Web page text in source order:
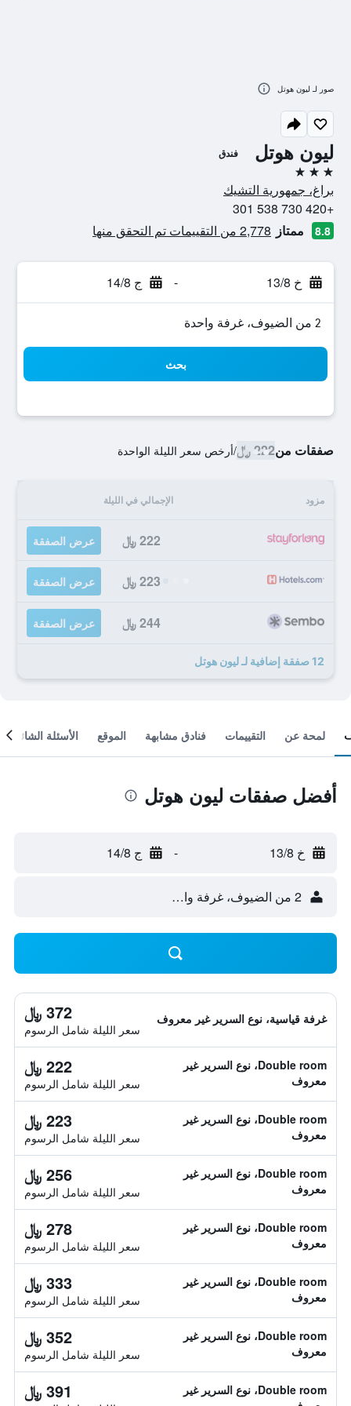
ليون هوتل فندق
3 نجوم
براغ، جمهورية التشيك
+420 730 538 301
8.8 ممتاز 2,778 من التقييمات تم التحقق منها
خ 13/8 - ج 14/8
2 من الضيوف، غرفة واحدة
بحث
صفقات من222 ﷼ /أرخص سعر الليلة الواحدة
مزود الإجمالي في الليلة
222 ﷼ عرض الصفقة
223 ﷼ عرض الصفقة
244 ﷼ عرض الصفقة
12 صفقة إضافية لـ ليون هوتل
صور لـ ليون هوتل
لمحة عن التقييمات فنادق مشابهة الموقع الأسئلة الشائعة
أفضل صفقات ليون هوتل
خ 13/8 - ج 14/8
2 من الضيوف، غرفة واحدة
غرفة قياسية، نوع السرير غير معروف 372 ﷼
سعر الليلة شامل الرسوم
Double room، نوع السرير غير
معروف
222 ﷼
سعر الليلة شامل الرسوم
Double room، نوع السرير غير
معروف
223 ﷼
سعر الليلة شامل الرسوم
Double room، نوع السرير غير
معروف
256 ﷼
سعر الليلة شامل الرسوم
Double room، نوع السرير غير
معروف
278 ﷼
سعر الليلة شامل الرسوم
Double room، نوع السرير غير
معروف
333 ﷼
سعر الليلة شامل الرسوم
Double room، نوع السرير غير
معروف
352 ﷼
سعر الليلة شامل الرسوم
Double room، نوع السرير غير
391 ﷼